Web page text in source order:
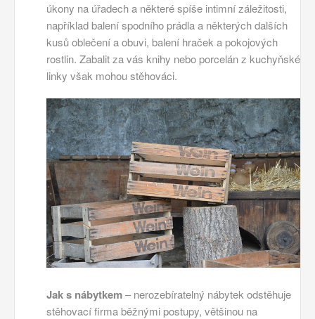
úkony na úřadech a některé spíše intimní záležitosti,
například balení spodního prádla a některých dalších
kusů oblečení a obuvi, balení hraček a pokojových
rostlin. Zabalit za vás knihy nebo porcelán z kuchyňské
linky však mohou stěhováci.
Jak s nábytkem– nerozebíratelný nábytek odstěhuje
stěhovací firma běžnými postupy, většinou na